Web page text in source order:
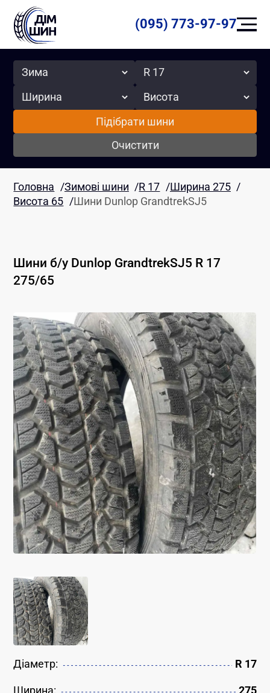
(095) 773-97-97
Сезон Радіус
Ширина Висота
Підібрати шини
Очистити
Головна /Зимові шини /R 17 /Ширина 275 /
Висота 65 /Шини Dunlop GrandtrekSJ5
Шини б/у Dunlop GrandtrekSJ5 R 17
275/65
Діаметр: R 17
Ширина: 275